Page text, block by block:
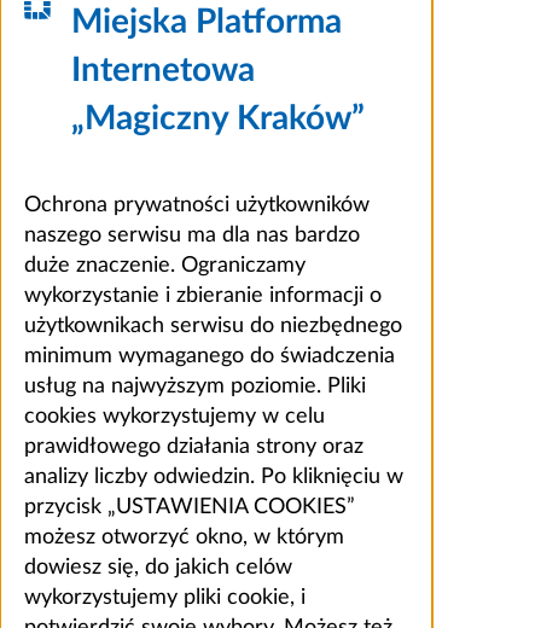
Miejska Platforma
Internetowa
„Magiczny Kraków”
Ochrona prywatności użytkowników
naszego serwisu ma dla nas bardzo
duże znaczenie. Ograniczamy
wykorzystanie i zbieranie informacji o
użytkownikach serwisu do niezbędnego
minimum wymaganego do świadczenia
usług na najwyższym poziomie. Pliki
cookies wykorzystujemy w celu
prawidłowego działania strony oraz
analizy liczby odwiedzin. Po kliknięciu w
przycisk „USTAWIENIA COOKIES”
możesz otworzyć okno, w którym
dowiesz się, do jakich celów
wykorzystujemy pliki cookie, i